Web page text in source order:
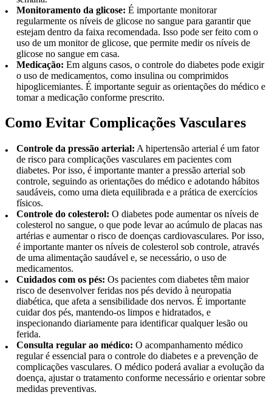
Monitoramento da glicose: É importante monitorar
regularmente os níveis de glicose no sangue para garantir que
estejam dentro da faixa recomendada. Isso pode ser feito com o
uso de um monitor de glicose, que permite medir os níveis de
glicose no sangue em casa.
Medicação: Em alguns casos, o controle do diabetes pode exigir
o uso de medicamentos, como insulina ou comprimidos
hipoglicemiantes. É importante seguir as orientações do médico e
tomar a medicação conforme prescrito.
Como Evitar Complicações Vasculares
Controle da pressão arterial: A hipertensão arterial é um fator
de risco para complicações vasculares em pacientes com
diabetes. Por isso, é importante manter a pressão arterial sob
controle, seguindo as orientações do médico e adotando hábitos
saudáveis, como uma dieta equilibrada e a prática de exercícios
físicos.
Controle do colesterol: O diabetes pode aumentar os níveis de
colesterol no sangue, o que pode levar ao acúmulo de placas nas
artérias e aumentar o risco de doenças cardiovasculares. Por isso,
é importante manter os níveis de colesterol sob controle, através
de uma alimentação saudável e, se necessário, o uso de
medicamentos.
Cuidados com os pés: Os pacientes com diabetes têm maior
risco de desenvolver feridas nos pés devido à neuropatia
diabética, que afeta a sensibilidade dos nervos. É importante
cuidar dos pés, mantendo-os limpos e hidratados, e
inspecionando diariamente para identificar qualquer lesão ou
ferida.
Consulta regular ao médico: O acompanhamento médico
regular é essencial para o controle do diabetes e a prevenção de
complicações vasculares. O médico poderá avaliar a evolução da
doença, ajustar o tratamento conforme necessário e orientar sobre
medidas preventivas.